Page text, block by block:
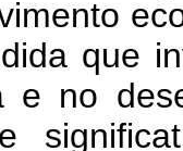
que
e no